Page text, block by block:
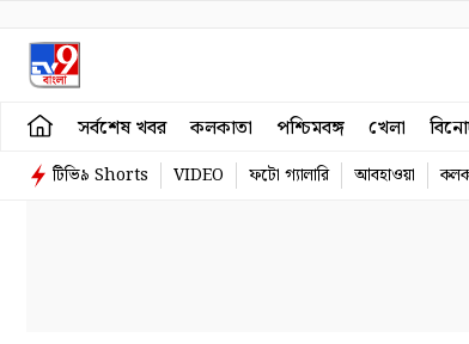
সর্বশেষ খবর কলকাতা পশ্চিমবঙ্গ খেলা
টিভি৯ Shorts VIDEO ফটো গ্যালারি আবহাওয়া